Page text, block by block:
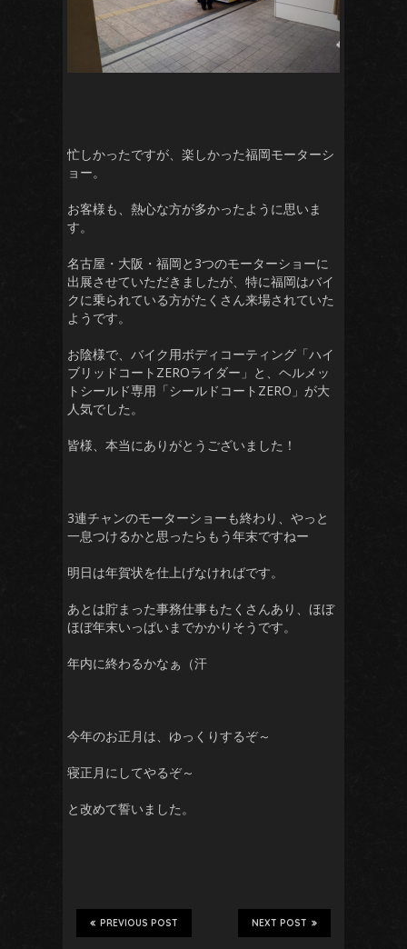
忙しかったですが、楽しかった福岡モーターシ
ョー。
お客様も、熱心な方が多かったように思いま
す。
名古屋・大阪・福岡と3つのモーターショーに
出展させていただきましたが、特に福岡はバイ
クに乗られている方がたくさん来場されていた
ようです。
お陰様で、バイク用ボディコーティング「ハイ
ブリッドコートZEROライダー」と、ヘルメッ
トシールド専用「シールドコートZERO」が大
人気でした。
皆様、本当にありがとうございました！
3連チャンのモーターショーも終わり、やっと
一息つけるかと思ったらもう年末ですねー
明日は年賀状を仕上げなければです。
あとは貯まった事務仕事もたくさんあり、ほぼ
ほぼ年末いっぱいまでかかりそうです。
年内に終わるかなぁ（汗
今年のお正月は、ゆっくりするぞ～
寝正月にしてやるぞ～
と改めて誓いました。
NEXT POST
PREVIOUS POST